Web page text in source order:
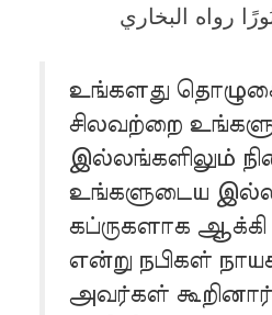
رواه البخاري
உங்களது
சிலவற்றை
இல்லங்களிலும்
உங்களுடைய
கப்ருகளாக ஆக்கி
என்று நபிகள்
அவர்கள்